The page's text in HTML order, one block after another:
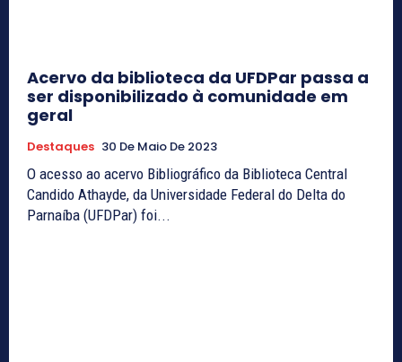
Acervo da biblioteca da UFDPar passa a
ser disponibilizado à comunidade em
geral
Destaques 30 De Maio De 2023
O acesso ao acervo Bibliográfico da Biblioteca Central
Candido Athayde, da Universidade Federal do Delta do
Parnaíba (UFDPar) foi...